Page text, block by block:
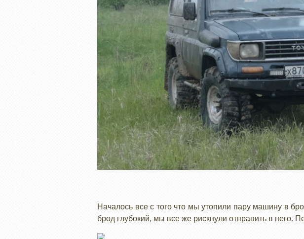
Началось все с того что мы утопили пару машину в
брод глубокий, мы все же рискнули отправить в него.